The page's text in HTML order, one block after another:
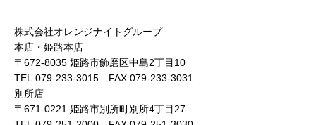
株式会社オレンジナイトグループ
本店・姫路本店
〒672-8035 姫路市飾磨区中島2丁目10
TEL.079-233-3015 FAX.079-233-3031
別所店
〒671-0221 姫路市別所町別所4丁目27